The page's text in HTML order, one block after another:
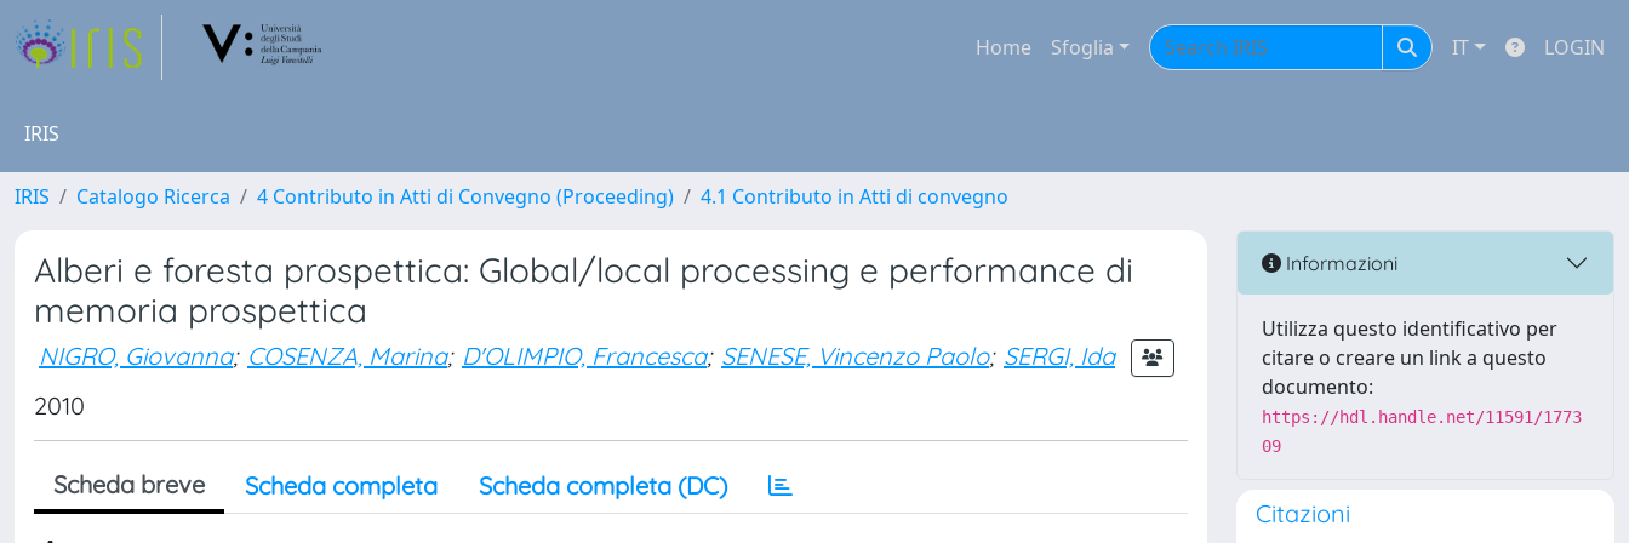
Home Sfoglia IT LOGIN
IRIS
IRIS Catalogo Ricerca 4 Contributo in Atti di Convegno (Proceeding) 4.1 Contributo in Atti di convegno
Alberi e foresta prospettica: Global/local processing e performance di
memoria prospettica
NIGRO, Giovanna; COSENZA, Marina; D'OLIMPIO, Francesca; SENESE, Vincenzo Paolo; SERGI, Ida
2010
Scheda breve Scheda completa Scheda completa (DC)
Informazioni
Utilizza questo identificativo per
citare o creare un link a questo
documento:
https://hdl.handle.net/11591/1773
09
Citazioni